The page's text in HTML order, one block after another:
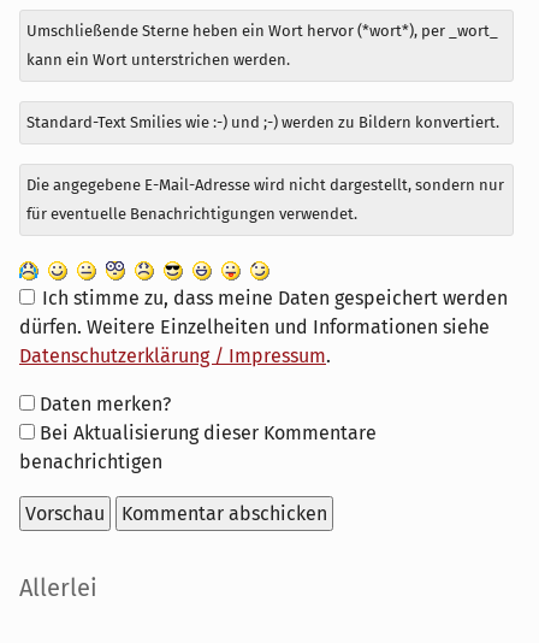
Umschließende Sterne heben ein Wort hervor (*wort*), per _wort_
kann ein Wort unterstrichen werden.
Standard-Text Smilies wie :-) und ;-) werden zu Bildern konvertiert.
Die angegebene E-Mail-Adresse wird nicht dargestellt, sondern nur
für eventuelle Benachrichtigungen verwendet.
Ich stimme zu, dass meine Daten gespeichert werden
dürfen. Weitere Einzelheiten und Informationen siehe
Datenschutzerklärung / Impressum.
Formular-
Optionen
Daten merken?
Bei Aktualisierung dieser Kommentare
benachrichtigen
Seitenleiste
Allerlei